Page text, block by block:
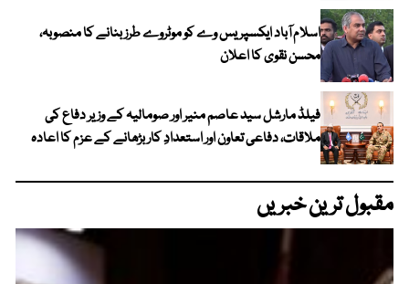
اسلام آباد ایکسپریس وے کو موٹروے طرز بنانے کا منصوبہ،
محسن نقوی کا اعلان
فیلڈ مارشل سید عاصم منیر اور صومالیہ کے وزیر دفاع کی
ملاقات، دفاعی تعاون اور استعدادِ کار بڑھانے کے عزم کا اعادہ
مقبول ترین خبریں